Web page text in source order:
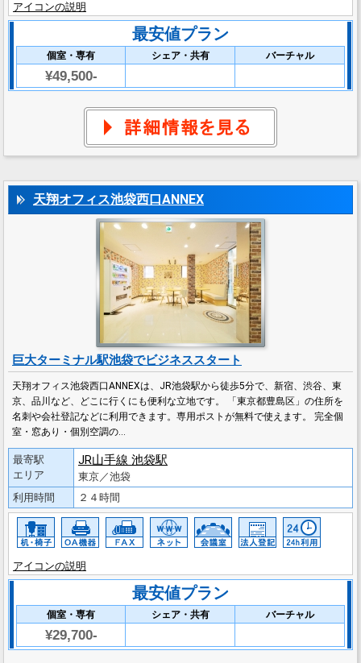
アイコンの説明
最安値プラン
個室・専有 シェア・共有 バーチャル
¥49,500-
天翔オフィス池袋西口ANNEX
巨大ターミナル駅池袋でビジネススタート
天翔オフィス池袋西口ANNEXは、JR池袋駅から徒歩5分で、新宿、渋谷、東
京、品川など、どこに行くにも便利な立地です。 「東京都豊島区」の住所を
名刺や会社登記などに利用できます。専用ポストが無料で使えます。 完全個
室・窓あり・個別空調の…
最寄駅
エリア
JR山手線 池袋駅
東京／池袋
利用時間
２４時間
アイコンの説明
最安値プラン
個室・専有 シェア・共有 バーチャル
¥29,700-